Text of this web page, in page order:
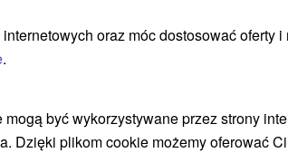
oraz móc dostosować oferty i
.
być wykorzystywane przez strony
Dzięki plikom cookie możemy oferować